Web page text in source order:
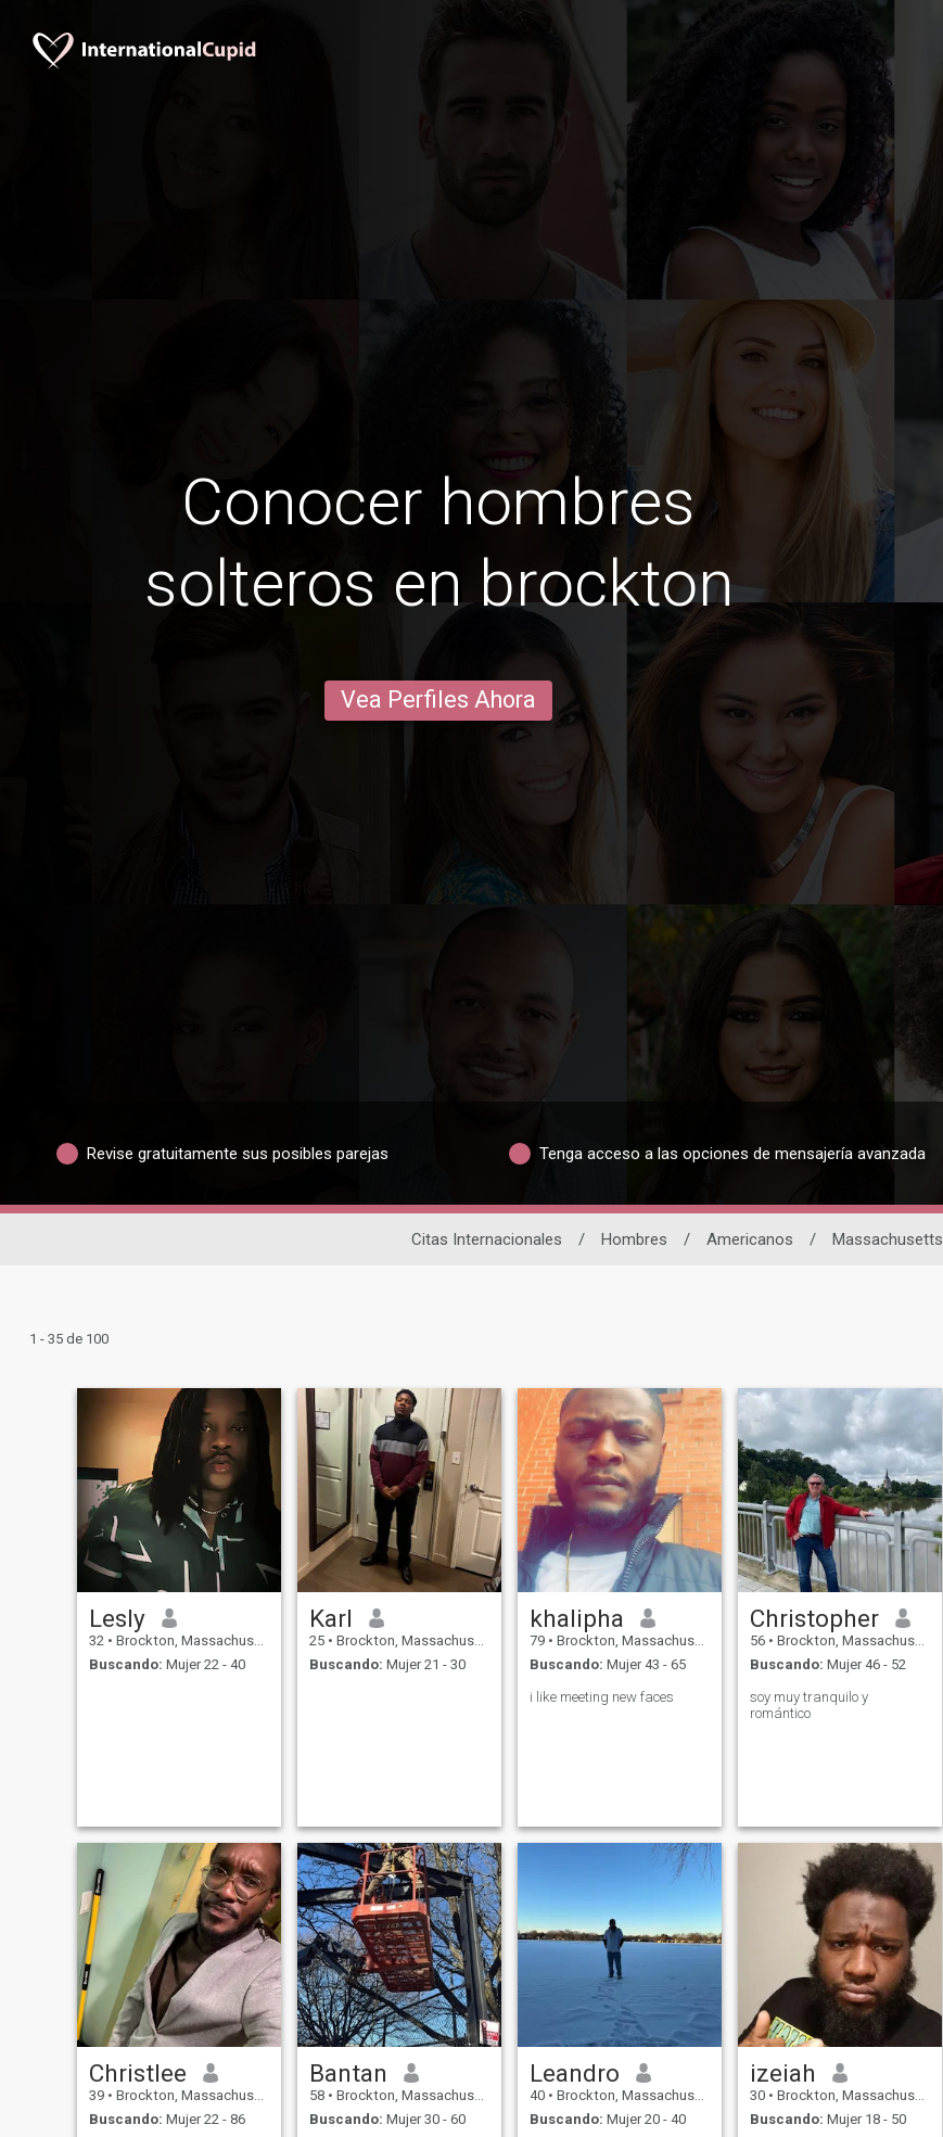
Conocer hombres
solteros en brockton
Vea Perfiles Ahora
Revise gratuitamente sus posibles parejas Tenga acceso a las opciones de mensajería avanzada
Citas Internacionales / Hombres / Americanos / Massachusetts
1 - 35 de 100
Lesly
32 • Brockton, Massachusetts, Estados Unidos
Buscando: Mujer 22 - 40
Karl
25 • Brockton, Massachusetts, Estados Unidos
Buscando: Mujer 21 - 30
khalipha
79 • Brockton, Massachusetts, Estados Unidos
Buscando: Mujer 43 - 65
i like meeting new faces
Christopher
56 • Brockton, Massachusetts, Estados Unidos
Buscando: Mujer 46 - 52
soy muy tranquilo y
romántico
Christlee
39 • Brockton, Massachusetts, Estados Unidos
Buscando: Mujer 22 - 86
Bantan
58 • Brockton, Massachusetts, Estados Unidos
Buscando: Mujer 30 - 60
Leandro
40 • Brockton, Massachusetts, Estados Unidos
Buscando: Mujer 20 - 40
izeiah
30 • Brockton, Massachusetts, Estados Unidos
Buscando: Mujer 18 - 50